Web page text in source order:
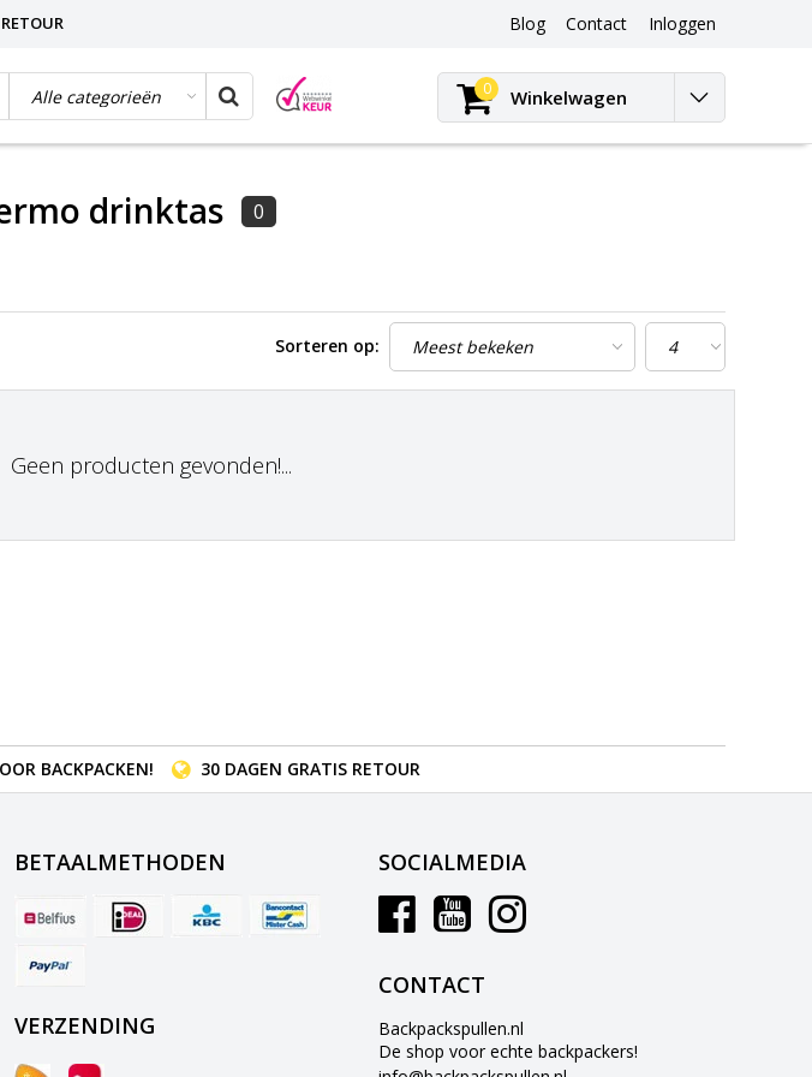
Blog
Blog
Contact Inloggen
0 Winkelwagen
drinktas 0
Sorteren op:
Geen producten gevonden!...
BACKPACKEN! 30 DAGEN GRATIS RETOUR
BETAALMETHODEN
VERZENDING
SOCIALMEDIA
CONTACT
Backpackspullen.nl
De shop voor echte backpackers!